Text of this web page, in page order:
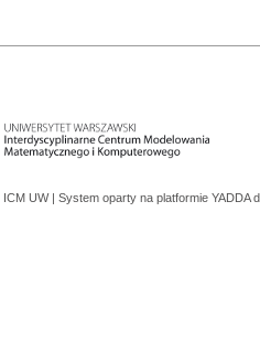
ICM UW | System oparty na platformie YADDA